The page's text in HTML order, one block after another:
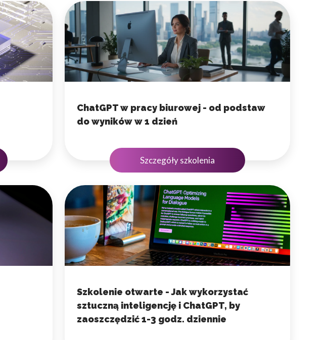
ChatGPT w pracy biurowej - od podstaw
do wyników w 1 dzień
Szczegóły szkolenia
Szkolenie otwarte - Jak wykorzystać
sztuczną inteligencję i ChatGPT, by
zaoszczędzić 1-3 godz. dziennie